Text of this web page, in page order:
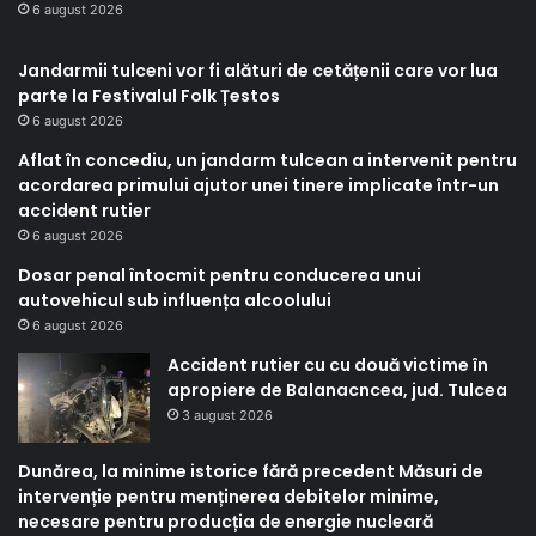
6 august 2026
Jandarmii tulceni vor fi alături de cetățenii care vor lua
parte la Festivalul Folk Țestos
6 august 2026
Aflat în concediu, un jandarm tulcean a intervenit pentru
acordarea primului ajutor unei tinere implicate într-un
accident rutier
6 august 2026
Dosar penal întocmit pentru conducerea unui
autovehicul sub influența alcoolului
6 august 2026
Accident rutier cu cu două victime în
apropiere de Balanacncea, jud. Tulcea
3 august 2026
Dunărea, la minime istorice fără precedent Măsuri de
intervenție pentru menținerea debitelor minime,
necesare pentru producția de energie nucleară